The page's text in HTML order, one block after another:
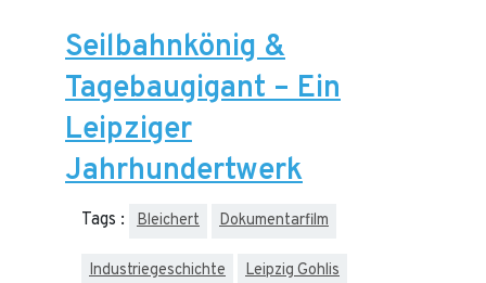
Seilbahnkönig &
Tagebaugigant – Ein
Leipziger
Jahrhundertwerk
Tags : Bleichert Dokumentarfilm
Industriegeschichte Leipzig Gohlis